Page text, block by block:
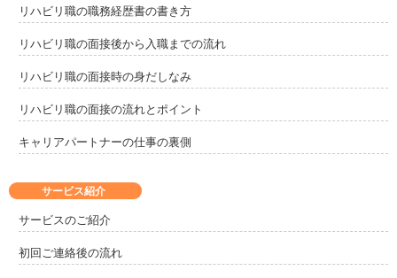
サービス紹介
サービスのご紹介
初回ご連絡後の流れ
リハビリ職の職務経歴書の書き方
リハビリ職の面接後から入職までの流れ
リハビリ職の面接時の身だしなみ
リハビリ職の面接の流れとポイント
キャリアパートナーの仕事の裏側